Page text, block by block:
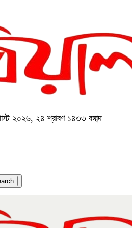
২০২৬, ২৪ শ্রাবণ ১৪৩৩ বঙ্গাব্দ